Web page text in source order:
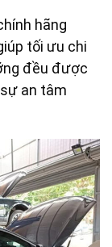
hãng
tối ưu chi
đều được
an tâm